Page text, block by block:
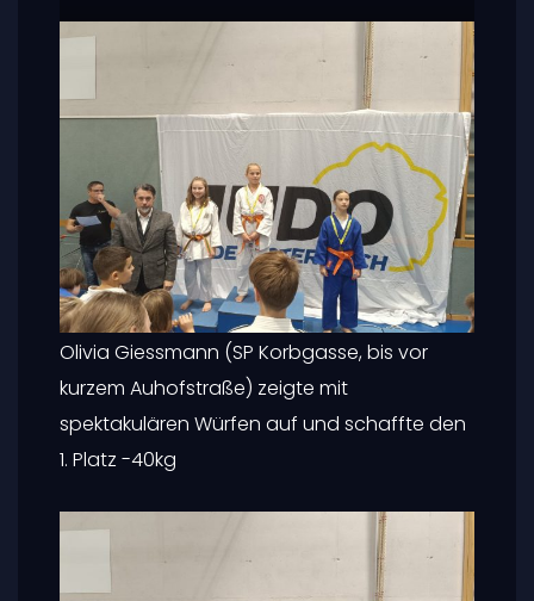
Olivia Giessmann (SP Korbgasse, bis vor
kurzem Auhofstraße) zeigte mit
spektakulären Würfen auf und schaffte den
1. Platz -40kg